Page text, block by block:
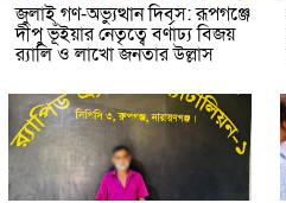
জুলাই গণ-অভ্যুত্থান দিবস: রূপগঞ্জে
দীপু ভূঁইয়ার নেতৃত্বে বর্ণাঢ্য বিজয়
র‌্যালি ও লাখো জনতার উল্লাস